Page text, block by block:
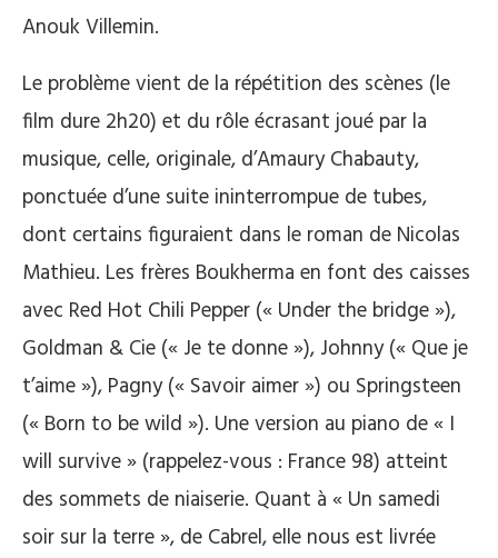
Anouk Villemin.
Le problème vient de la répétition des scènes (le
film dure 2h20) et du rôle écrasant joué par la
musique, celle, originale, d’Amaury Chabauty,
ponctuée d’une suite ininterrompue de tubes,
dont certains figuraient dans le roman de Nicolas
Mathieu. Les frères Boukherma en font des caisses
avec Red Hot Chili Pepper (« Under the bridge »),
Goldman & Cie (« Je te donne »), Johnny (« Que je
t’aime »), Pagny (« Savoir aimer ») ou Springsteen
(« Born to be wild »). Une version au piano de « I
will survive » (rappelez-vous : France 98) atteint
des sommets de niaiserie. Quant à « Un samedi
soir sur la terre », de Cabrel, elle nous est livrée